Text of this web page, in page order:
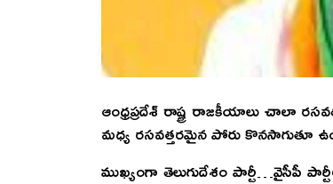
ఆంధ్రప్రదేశ్ రాష్ట్ర రాజకీయాలు చాలా
మధ్య రసవత్తరమైన పోరు కొనసాగుతూ
ముఖ్యంగా తెలుగుదేశం పార్టీ…వైసీపీ